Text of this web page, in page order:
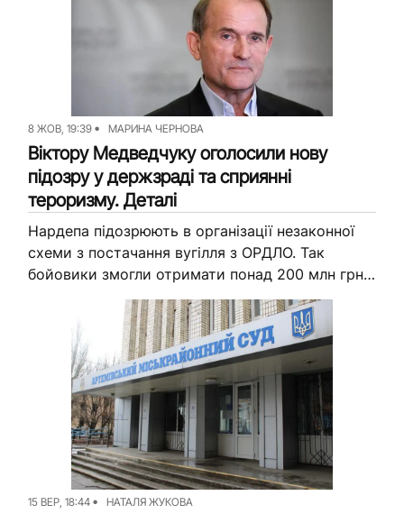
8 ЖОВ, 19:39 МАРИНА ЧЕРНОВА
Віктору Медведчуку оголосили нову
підозру у держзраді та сприянні
тероризму. Деталі
Нардепа підозрюють в організації незаконної
схеми з постачання вугілля з ОРДЛО. Так
бойовики змогли отримати понад 200 млн грн з
держбюджету України. Прокуратура хоче взяти
Медведчука під варту та призначити...
15 ВЕР, 18:44 НАТАЛЯ ЖУКОВА